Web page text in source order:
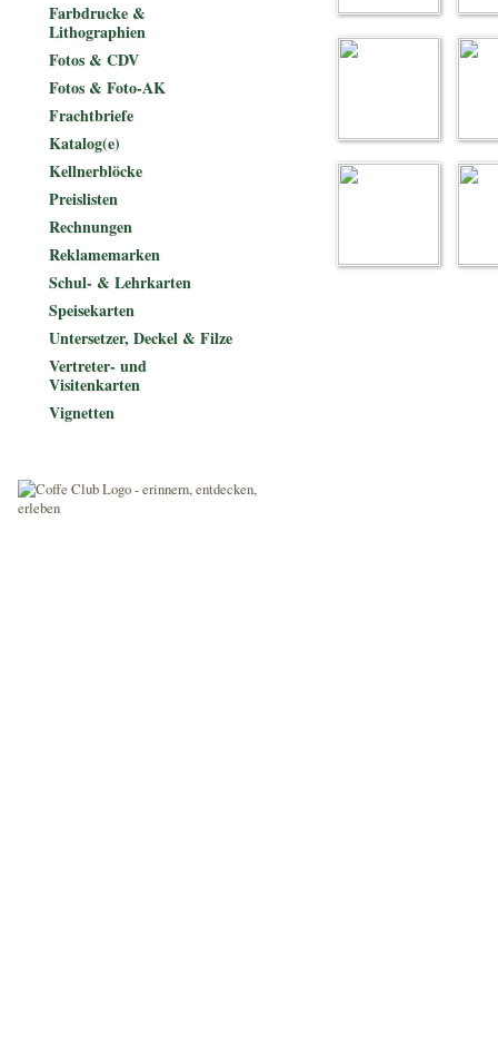
Farbdrucke &
Lithographien
Fotos & CDV
Fotos & Foto-AK
Frachtbriefe
Katalog(e)
Kellnerblöcke
Preislisten
Rechnungen
Reklamemarken
Schul- & Lehrkarten
Speisekarten
Untersetzer, Deckel & Filze
Vertreter- und
Visitenkarten
Vignetten